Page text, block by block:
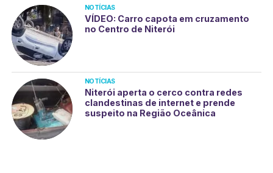
NOTÍCIAS
VÍDEO: Carro capota em cruzamento
no Centro de Niterói
NOTÍCIAS
Niterói aperta o cerco contra redes
clandestinas de internet e prende
suspeito na Região Oceânica